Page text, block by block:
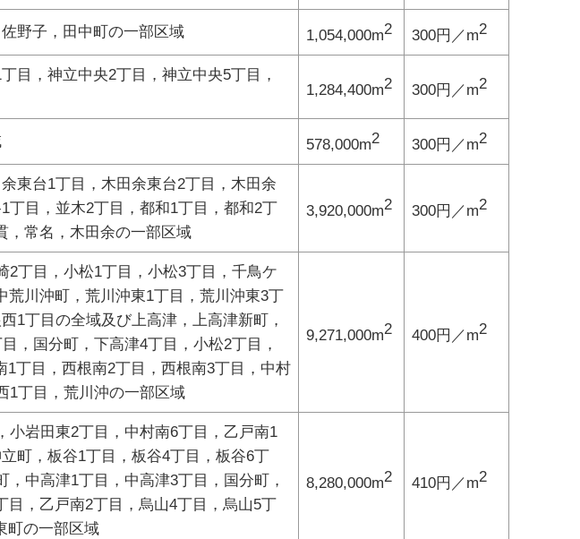
野子，田中町の一部区域 1,054,000m2 300円／m2
目，神立中央2丁目，神立中央5丁目，
1,284,400m2 300円／m2
578,000m2 300円／m2
東台1丁目，木田余東台2丁目，木田余
丁目，並木2丁目，都和1丁目，都和2丁
，常名，木田余の一部区域
3,920,000m2 300円／m2
丁目，小松1丁目，小松3丁目，千鳥ケ
荒川沖町，荒川沖東1丁目，荒川沖東3丁
1丁目の全域及び上高津，上高津新町，
，国分町，下高津4丁目，小松2丁目，
丁目，西根南2丁目，西根南3丁目，中村
1丁目，荒川沖の一部区域
9,271,000m2 400円／m2
小岩田東2丁目，中村南6丁目，乙戸南1
町，板谷1丁目，板谷4丁目，板谷6丁
中高津1丁目，中高津3丁目，国分町，
，乙戸南2丁目，烏山4丁目，烏山5丁
町の一部区域
8,280,000m2 410円／m2